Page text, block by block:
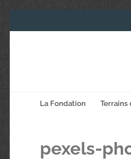
La Fondation Terrains
pexels-